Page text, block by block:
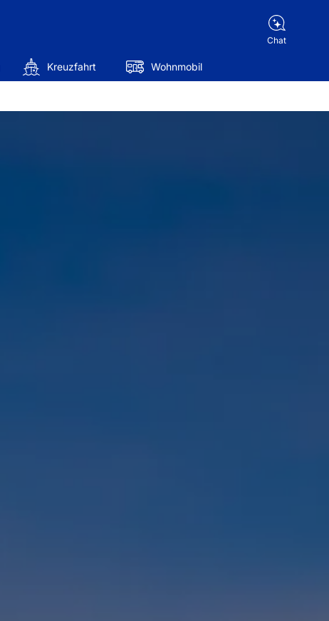
Chat
Kreuzfahrt Wohnmobil